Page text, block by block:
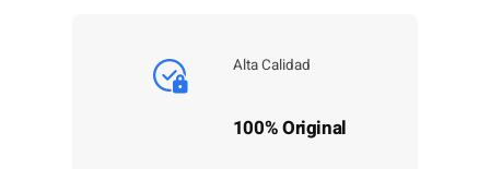
Alta Calidad
100% Original